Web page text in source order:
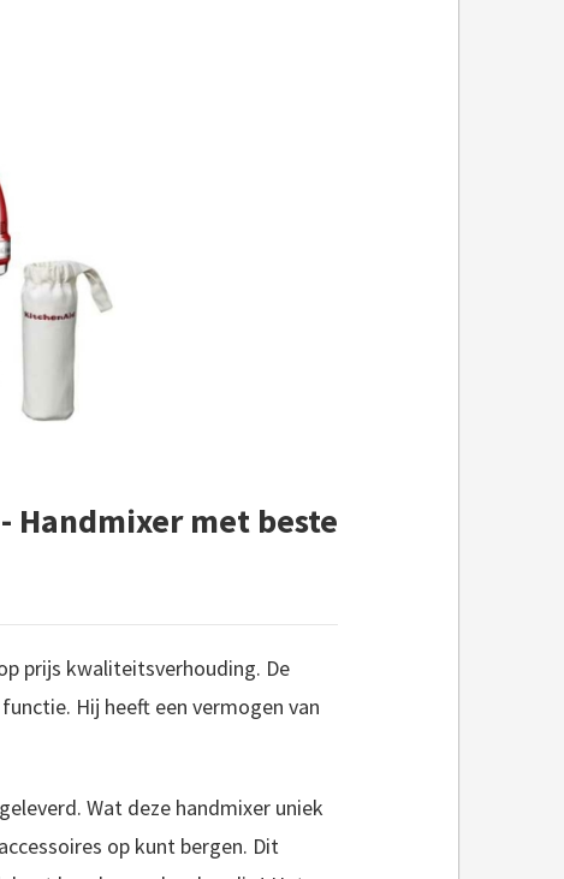
Handmixer met beste
prijs kwaliteitsverhouding. De
Hij heeft een vermogen van
Wat deze handmixer uniek
op kunt bergen. Dit